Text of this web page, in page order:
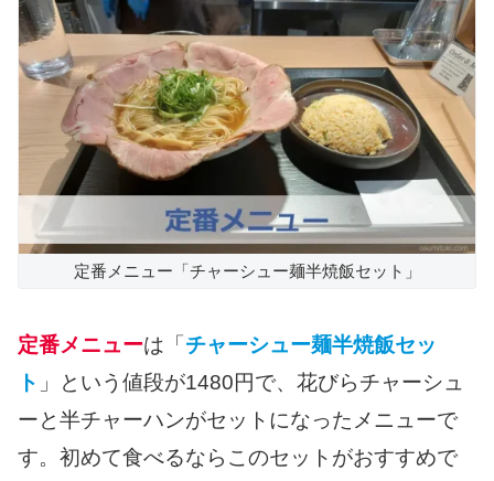
定番メニュー「チャーシュー麺半焼飯セット」
定番メニューは「 チャーシュー麺半焼飯セッ
ト 」という値段が1480円で、花びらチャーシュ
ーと半チャーハンがセットになったメニューで
す。初めて食べるならこのセットがおすすめで